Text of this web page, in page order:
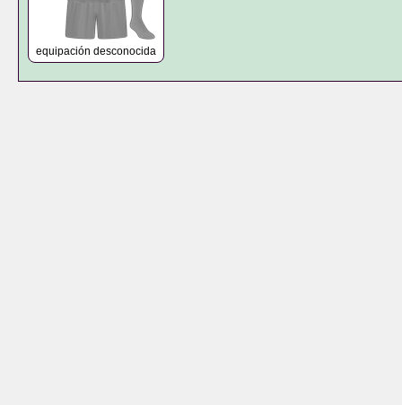
equipación desconocida